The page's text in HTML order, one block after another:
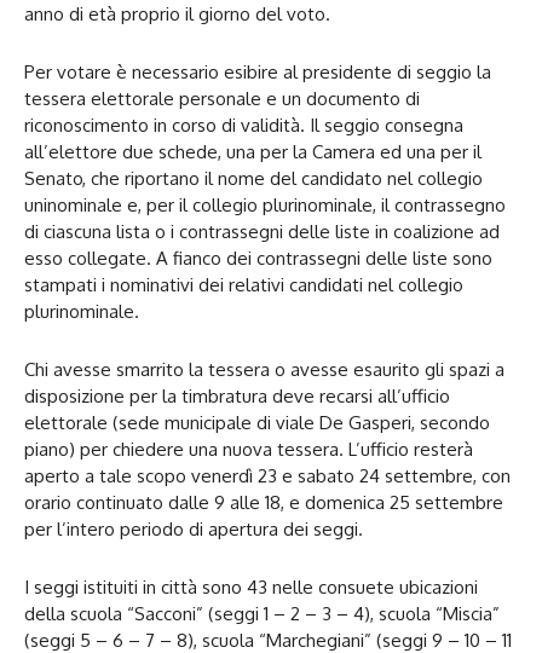
anno di età proprio il giorno del voto.
Per votare è necessario esibire al presidente di seggio la
tessera elettorale personale e un documento di
riconoscimento in corso di validità. Il seggio consegna
all’elettore due schede, una per la Camera ed una per il
Senato, che riportano il nome del candidato nel collegio
uninominale e, per il collegio plurinominale, il contrassegno
di ciascuna lista o i contrassegni delle liste in coalizione ad
esso collegate. A fianco dei contrassegni delle liste sono
stampati i nominativi dei relativi candidati nel collegio
plurinominale.
Chi avesse smarrito la tessera o avesse esaurito gli spazi a
disposizione per la timbratura deve recarsi all’ufficio
elettorale (sede municipale di viale De Gasperi, secondo
piano) per chiedere una nuova tessera. L’ufficio resterà
aperto a tale scopo venerdì 23 e sabato 24 settembre, con
orario continuato dalle 9 alle 18, e domenica 25 settembre
per l’intero periodo di apertura dei seggi.
I seggi istituiti in città sono 43 nelle consuete ubicazioni
della scuola “Sacconi” (seggi 1 – 2 – 3 – 4), scuola “Miscia”
(seggi 5 – 6 – 7 – 8), scuola “Marchegiani” (seggi 9 – 10 – 11